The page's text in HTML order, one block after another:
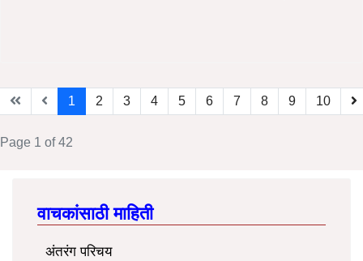
1 2 3 4 5 6 7 8 9 10
Page 1 of 42
वाचकांसाठी माहिती
अंतरंग परिचय